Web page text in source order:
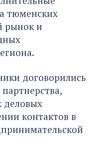
тюменских
рынок и
договорились
деловых
контактов в